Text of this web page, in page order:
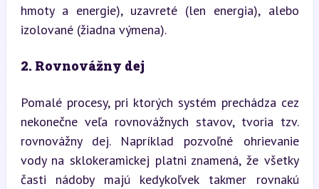
hmoty a energie), uzavreté (len energia), alebo
izolované (žiadna výmena).
2. Rovnovážny dej
Pomalé procesy, pri ktorých systém prechádza cez
nekonečne veľa rovnovážnych stavov, tvoria tzv.
rovnovážny dej. Napríklad pozvoľné ohrievanie
vody na sklokeramickej platni znamená, že všetky
časti nádoby majú kedykoľvek takmer rovnakú